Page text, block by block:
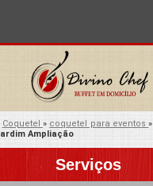
Coquetel » coquetel para eventos»
Ampliação
Serviços